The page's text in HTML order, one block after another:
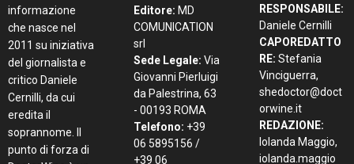
informazione
che nasce nel
2011 su iniziativa
del giornalista e
critico Daniele
Cernilli, da cui
eredita il
soprannome. Il
punto di forza di
Editore: MD
COMUNICATION
srl
Sede Legale: Via
Giovanni Pierluigi
da Palestrina, 63
- 00193 ROMA
Telefono: +39
06 5895156 /
+39 06
RESPONSABILE:
Daniele Cernilli
CAPOREDATTO
RE: Stefania
Vinciguerra,
shedoctor@doct
orwine.it
REDAZIONE:
Iolanda Maggio,
iolanda.maggio